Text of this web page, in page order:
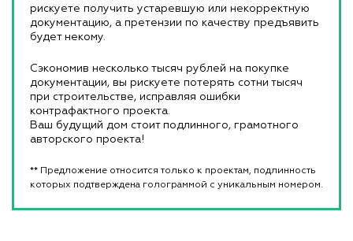
рискуете получить устаревшую или некорректную
документацию, а претензии по качеству предъявить
будет некому.
Сэкономив несколько тысяч рублей на покупке
документации, вы рискуете потерять сотни тысяч
при строительстве, исправляя ошибки
контрафактного проекта.
Ваш будущий дом стоит подлинного, грамотного
авторского проекта!
** Предложение относится только к проектам, подлинность
которых подтверждена голограммой с уникальным номером.